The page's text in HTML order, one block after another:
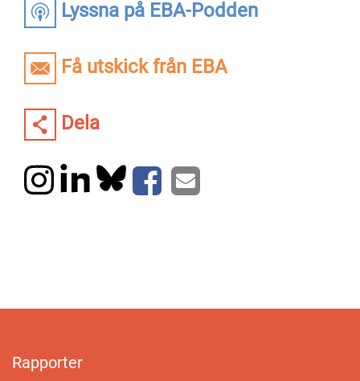
Lyssna på EBA-Podden
Få utskick från EBA
Dela
Rapporter